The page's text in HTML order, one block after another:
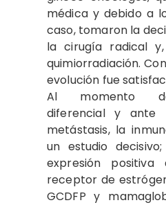
médica y debido a
caso, tomaron la
la cirugía radical
quimiorradiación.
evolución fue
Al momento
diferencial y ante
metástasis, la
un estudio
expresión
receptor de
GCDFP y